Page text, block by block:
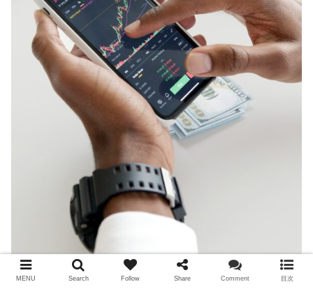
MENU Search Follow Share Comment 目次